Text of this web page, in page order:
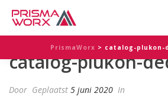
PrismaWorx > catalog-plukon-
catalog-plukon-
Door Geplaatst 5 juni 2020 In